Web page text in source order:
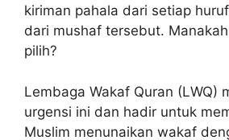
kiriman pahala dari setiap
dari mushaf tersebut.
pilih?
Lembaga Wakaf Quran (LWQ)
urgensi ini dan hadir untuk
Muslim menunaikan wakaf